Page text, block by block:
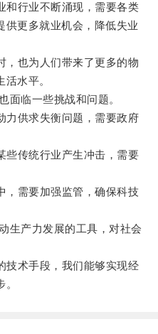
行业不断涌现，需要各类
供更多就业机会，降低失业
也为人们带来了更多的物
水平。
临一些挑战和问题。
供求失衡问题，需要政府
传统行业产生冲击，需要
需要加强监管，确保科技
产力发展的工具，对社会
术手段，我们能够实现经